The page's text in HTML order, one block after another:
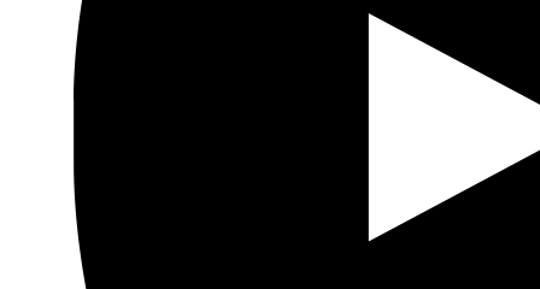
cultural del mundo árabe a través de publicaciones,
proyectos, análisis y actividades.